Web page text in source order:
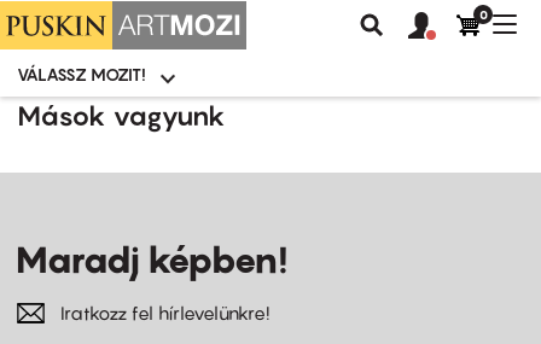
Ugrás
Moziválasztó
menü
VÁLASSZ MOZIT!
Keresés
Felhasználói
fiók
0
Mások vagyunk
Maradj képben!
Iratkozz fel hírlevelünkre!